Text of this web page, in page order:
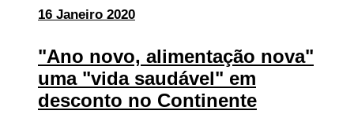
16 Janeiro 2020
"Ano novo, alimentação nova"
uma "vida saudável" em
desconto no Continente